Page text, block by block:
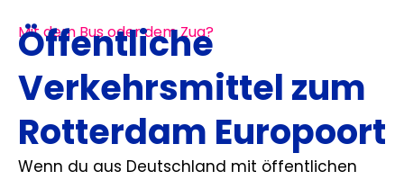
Mit dem Bus oder dem Zug?
Öffentliche
Verkehrsmittel zum
Rotterdam Europoort
Wenn du aus Deutschland mit öffentlichen